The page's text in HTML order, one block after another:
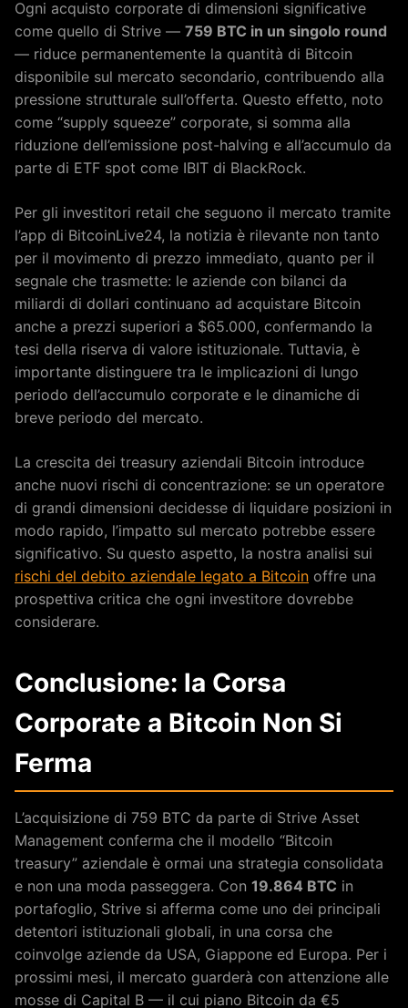
Ogni acquisto corporate di dimensioni significative
come quello di Strive — 759 BTC in un singolo round
— riduce permanentemente la quantità di Bitcoin
disponibile sul mercato secondario, contribuendo alla
pressione strutturale sull’offerta. Questo effetto, noto
come “supply squeeze” corporate, si somma alla
riduzione dell’emissione post-halving e all’accumulo da
parte di ETF spot come IBIT di BlackRock.
Per gli investitori retail che seguono il mercato tramite
l’app di BitcoinLive24, la notizia è rilevante non tanto
per il movimento di prezzo immediato, quanto per il
segnale che trasmette: le aziende con bilanci da
miliardi di dollari continuano ad acquistare Bitcoin
anche a prezzi superiori a $65.000, confermando la
tesi della riserva di valore istituzionale. Tuttavia, è
importante distinguere tra le implicazioni di lungo
periodo dell’accumulo corporate e le dinamiche di
breve periodo del mercato.
La crescita dei treasury aziendali Bitcoin introduce
anche nuovi rischi di concentrazione: se un operatore
di grandi dimensioni decidesse di liquidare posizioni in
modo rapido, l’impatto sul mercato potrebbe essere
significativo. Su questo aspetto, la nostra analisi sui
rischi del debito aziendale legato a Bitcoin offre una
prospettiva critica che ogni investitore dovrebbe
considerare.
Conclusione: la Corsa
Corporate a Bitcoin Non Si
Ferma
L’acquisizione di 759 BTC da parte di Strive Asset
Management conferma che il modello “Bitcoin
treasury” aziendale è ormai una strategia consolidata
e non una moda passeggera. Con 19.864 BTC in
portafoglio, Strive si afferma come uno dei principali
detentori istituzionali globali, in una corsa che
coinvolge aziende da USA, Giappone ed Europa. Per i
prossimi mesi, il mercato guarderà con attenzione alle
mosse di Capital B — il cui piano Bitcoin da €5